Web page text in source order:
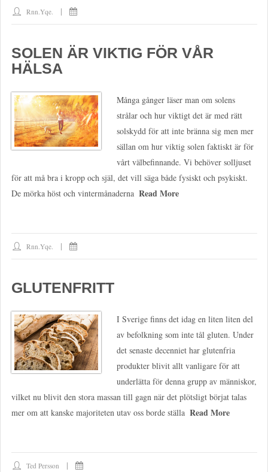
Rnn.yqe.
SOLEN ÄR VIKTIG FÖR VÅR
HÄLSA
Många gånger läser man om solens
strålar och hur viktigt det är med rätt
solskydd för att inte bränna sig men mer
sällan om hur viktig solen faktiskt är för
vårt välbefinnande. Vi behöver solljuset
för att må bra i kropp och själ, det vill säga både fysiskt och psykiskt.
De mörka höst och vintermånaderna Read More
Rnn.yqe.
GLUTENFRITT
I Sverige finns det idag en liten liten del
av befolkning som inte tål gluten. Under
det senaste decenniet har glutenfria
produkter blivit allt vanligare för att
underlätta för denna grupp av människor,
vilket nu blivit den stora massan till gagn när det plötsligt börjat talas
mer om att kanske majoriteten utav oss borde ställa Read More
Ted Persson